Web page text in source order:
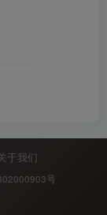
于我们
号